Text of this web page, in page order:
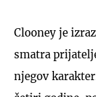
Clooney je
smatra
njegov